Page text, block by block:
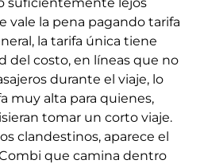
vale la pena pagando tarifa
la tarifa única tiene
del costo, en líneas que no
durante el viaje, lo
muy alta para quienes,
tomar un corto viaje.
clandestinos, aparece el
que camina dentro